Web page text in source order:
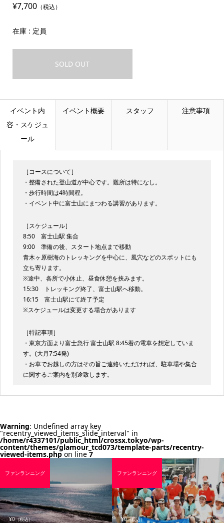
¥7,700（税込）
在庫 : 定員
SOLD OUT
イベント内
容・スケジュ
ール
イベント概要 スタッフ 注意事項
［コースについて］
・整備された登山道が中心です。難所は特になし。
・歩行時間は4時間程。
・イベント中に富士山にまつわる講習があります。
［スケジュール］
8:50 富士山駅 集合
9:00 準備の後、スタート地点まで移動
青木ヶ原樹海のトレッキングを中心に、風穴などのスポットにも
立ち寄ります。
※途中、各所で小休止、昼食休憩を挟みます。
15:30 トレッキング終了、富士山駅へ移動。
16:15 富士山駅にて終了予定
※スケジュールは変更する場合があります
［特記事項］
・東京方面より富士急行 富士山駅 8:45着の電車を想定していま
す。(大月7:54発)
・お車でお越しの方はその旨ご連絡いただければ、駐車場や集合
に関するご案内を別途致します。
Warning: Undefined array key
"recentry_viewed_items_slide_interval" in
/home/r4337101/public_html/crossx.tokyo/wp-
content/themes/glamour_tcd073/template-parts/recentry-
viewed-items.phpon line 7
¥0（税込）
ファンランニング
¥0（税込）
ファンランニング